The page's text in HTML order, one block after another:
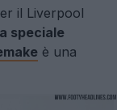
il Liverpool
speciale
è una